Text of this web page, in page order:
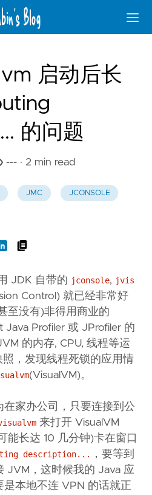
启动后长
的问题
--- · 2 min read
JMC JCONSOLE
JDK 自带的 jconsole, jvis
Control) 就已经非常好
至没有)非得用商业的
Java Profiler 或 JProfiler 的
的内存, CPU, 线程等运
，发现线程死锁的应用情
(VisualVM)。
家办公司，只要连接到公
来打开 VisualVM
能长达 10 几分钟)卡在窗口
description...
，要等到
JVM，这时候我的 Java 应
是本地不连 VPN 的话就正